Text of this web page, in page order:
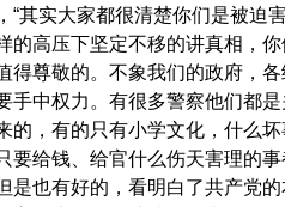
“其实大家都很清楚你们是被迫
的高压下坚定不移的讲真相，你
得尊敬的。不象我们的政府，各
手中权力。有很多警察他们都
的，有的只有小学文化，什么
要给钱、给官什么伤天害理的事
是也有好的，看明白了共产党的